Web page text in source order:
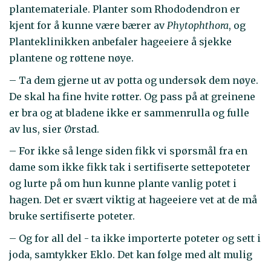
plantemateriale. Planter som Rhododendron er
kjent for å kunne være bærer avPhytophthora, og
Planteklinikken anbefaler hageeiere å sjekke
plantene og røttene nøye.
– Ta dem gjerne ut av potta og undersøk dem nøye.
De skal ha fine hvite røtter. Og pass på at greinene
er bra og at bladene ikke er sammenrulla og fulle
av lus, sier Ørstad.
– For ikke så lenge siden fikk vi spørsmål fra en
dame som ikke fikk tak i sertifiserte settepoteter
og lurte på om hun kunne plante vanlig potet i
hagen. Det er svært viktig at hageeiere vet at de må
bruke sertifiserte poteter.
– Og for all del - ta ikke importerte poteter og sett i
joda, samtykker Eklo. Det kan følge med alt mulig